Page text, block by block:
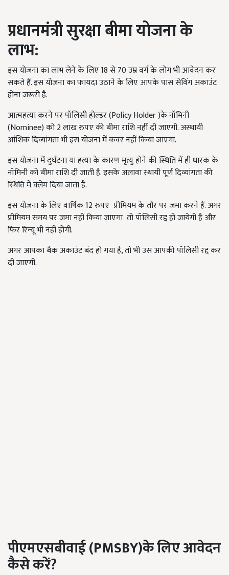
प्रधानमंत्रीसुरक्षाबीमायोजनाके
लाभ:
इस योजना का लाभ लेने के लिए18से70उम्र वर्ग के लोग भी आवेदन कर
सकते हैं.इस योजना का फायदा उठाने के लिए आपके पास सेविंग अकाउंट
होना जरूरी है.
आत्महत्या करने पर पॉलिसी होल्डर(Policy Holder )के नॉमिनी
(Nominee)को2लाख रुपए की बीमा राशि नहीं दी जाएगी.अस्थायी
आंशिक दिव्यांगता भी इस योजना में कवर नहीं किया जाएगा.
इस योजना में दुर्घटना या हत्या के कारण मृत्यु होने की स्थिति में ही धारक के
नॉमिनी को बीमा राशि दी जाती है.इसके अलावा स्थायी पूर्ण दिव्यांगता की
स्थिति में क्लेम दिया जाता है.
इस योजना के लिए वार्षिक12रुपए प्रीमियम के तौर पर जमा करने हैं.अगर
प्रीमियम समय पर जमा नहीं किया जाएगा तो पॉलिसी रद्द हो जायेगी है और
फिर रिन्यू भी नहीं होगी.
अगर आपका बैंक अकाउंट बंद हो गया है,तो भी उस आपकी पॉलिसी रद्द कर
दी जाएगी.
पीएमएसबीवाई(PMSBY)केलिएआवेदन
कैसेकरें?